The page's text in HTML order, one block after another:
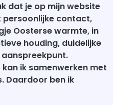
dat je op mijn website
persoonlijke contact,
Oosterse warmte, in
houding, duidelijke
ik samenwerken met
Daardoor ben ik